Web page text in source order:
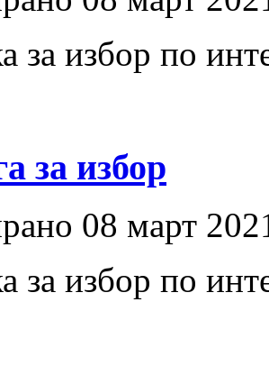
за избор по
за избор
08 март
за избор по